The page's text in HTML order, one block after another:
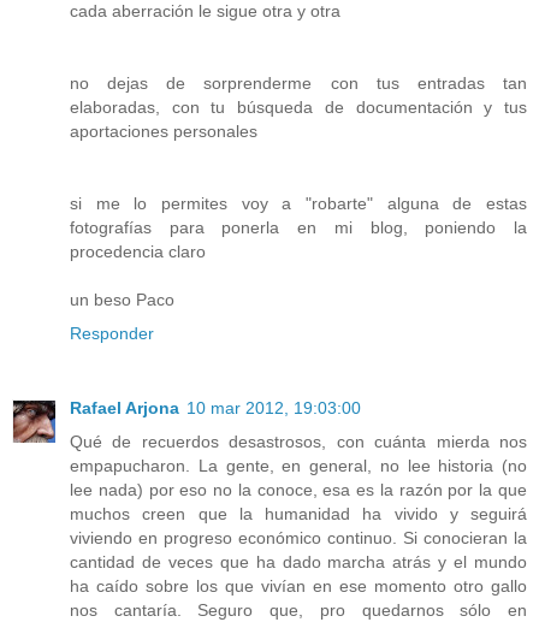
cada aberración le sigue otra y otra
no dejas de sorprenderme con tus entradas tan
elaboradas, con tu búsqueda de documentación y tus
aportaciones personales
si me lo permites voy a "robarte" alguna de estas
fotografías para ponerla en mi blog, poniendo la
procedencia claro
un beso Paco
Responder
Rafael Arjona 10 mar 2012, 19:03:00
Qué de recuerdos desastrosos, con cuánta mierda nos
empapucharon. La gente, en general, no lee historia (no
lee nada) por eso no la conoce, esa es la razón por la que
muchos creen que la humanidad ha vivido y seguirá
viviendo en progreso económico continuo. Si conocieran la
cantidad de veces que ha dado marcha atrás y el mundo
ha caído sobre los que vivían en ese momento otro gallo
nos cantaría. Seguro que, pro quedarnos sólo en